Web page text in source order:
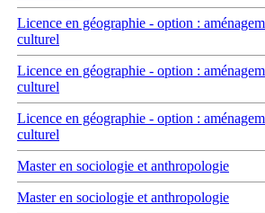
Licence en géographie - option :
culturel
Licence en géographie - option :
culturel
Licence en géographie - option :
culturel
Master en sociologie et anthropologie
Master en sociologie et anthropologie